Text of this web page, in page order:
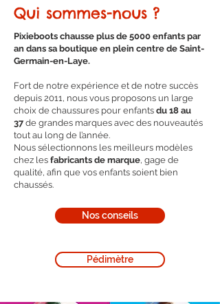
Qui sommes-nous ?
Pixieboots chausse plus de 5000 enfants par
an dans sa boutique en plein centre de Saint-
Germain-en­-­­Laye.
Fort de notre expérience et de notre succès
depuis 2011, nous vous proposons un large
choix de chaussures pour enfants du 18 au
37 de grandes marques avec des nouveautés
tout au long de l’année.
Nous sélectionnons les meilleurs modèles
chez les fabricants de marque, gage de
qualité, afin que vos enfants soient bien
chaussés.
Nos conseils
Pédimètre